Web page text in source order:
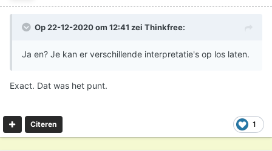
Op 22-12-2020 om 12:41 zei Thinkfree:
Ja en? Je kan er verschillende interpretatie's op los laten.
Exact. Dat was het punt.
1
Citeren